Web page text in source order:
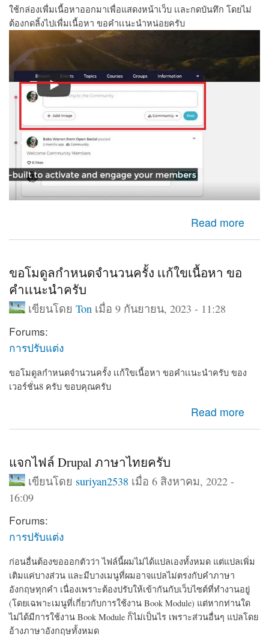
ใช้กล่องเพื่มเนื้อหาออกมาเพื่อแสดงหน้าเว็บ เเละกดบันทึก โดยไม่
ต้องกดลิ้งไปเพื่มเนื้อหา ขอคำเเนะนำหน่อยครับ
Read more
about ใช้กล่องเพื่มเนื้อหาออกมาแสดงหน้าเว็บ
ขอโมดูลกำหนดจำนวนครั้ง เเก้ใขเนื้อหา ขอ
คำเเนะนำครับ
เขียนโดย Tonเมื่อ 9 กันยายน, 2023 - 11:28
Forums:
การปรับแต่ง
ขอโมดูลกำหนดจำนวนครั้ง เเก้ใขเนื้อหา ขอคำเเนะนำครับ ของ
เวอร์ชั่น8 ครับ ขอบคุณครับ
Read more
about ขอโมดูลกำหนดจำนวนครั้ง เเก้ใขเนื้อหา ขอคำเเนะ
นำครับ
แจกไฟล์ Drupal ภาษาไทยครับ
เขียนโดย suriyan2538 เมื่อ 6 สิงหาคม, 2022 -
16:09
Forums:
การปรับแต่ง
ก่อนอื่นต้องขอออกตัวว่า ไฟล์นี้ผมไม่ได้แปลเองทั้งหมด แต่แปลเพิ่ม
เติมแค่บางส่วน และมีบางเมนูที่ผมอาจแปลไม่ตรงกับคำภาษา
อังกฤษทุกคำ เนื่องเพราะต้องปรับให้เข้ากันกับเว็บไซต์ที่ทำงานอยู่
(โดยเฉพาะเมนูที่เกี่ยวกับการใช้งาน Book Module) แต่หากท่านใด
ไม่ได้มีการใช้งาน Book Module ก็ไม่เป็นไร เพราะส่วนอื่นๆ แปลโดย
อ้างภาษาอังกฤษทั้งหมด